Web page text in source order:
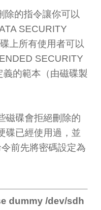
除的指令讓你可以
SECURITY
上所有使用者可以
SECURITY
的範本（由磁碟製
磁碟會拒絕刪除的
碟已經使用過，並
前先將密碼設定為
dummy /dev/sdh